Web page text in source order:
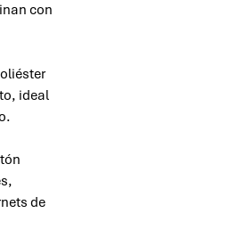
con
ideal
de